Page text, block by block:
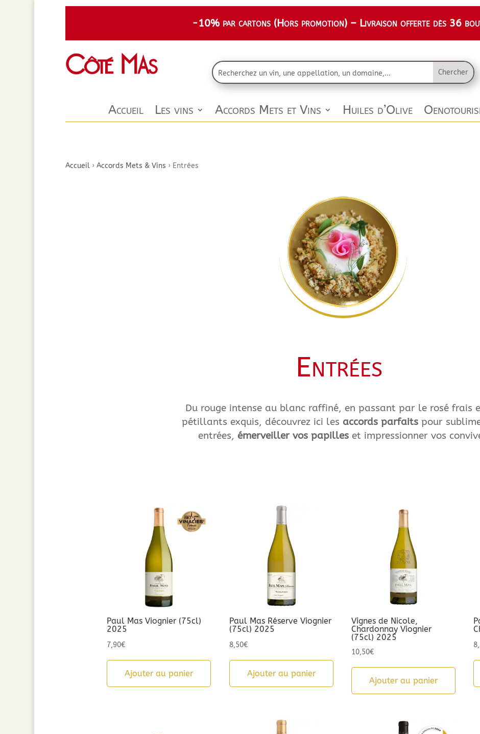
-10% par cartons (Hors promotion) – Livraison offerte dès 36
Accueil Les vins Accords Mets et Vins Huiles d’Olive
Accueil› Accords Mets & Vins › Entrées
Entrées
Du rouge intense au blanc raffiné, en passant par le rosé frais
pétillants exquis, découvrez ici les accords parfaits pour
entrées, émerveiller vos papilles et impressionner vos
Paul Mas Viognier (75cl)
2025
7,90€
Ajouter au panier
Paul Mas Réserve Viognier
(75cl) 2025
8,50€
Ajouter au panier
Vignes de Nicole,
Chardonnay Viognier
(75cl) 2025
10,50€
Ajouter au panier